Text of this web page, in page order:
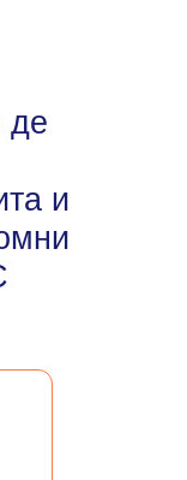
де
и